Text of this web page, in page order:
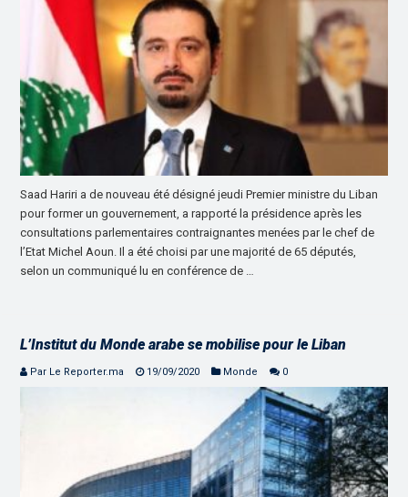
Saad Hariri a de nouveau été désigné jeudi Premier ministre du Liban
pour former un gouvernement, a rapporté la présidence après les
consultations parlementaires contraignantes menées par le chef de
l’Etat Michel Aoun. Il a été choisi par une majorité de 65 députés,
selon un communiqué lu en conférence de …
L’Institut du Monde arabe se mobilise pour le Liban
Par Le Reporter.ma 19/09/2020 Monde 0